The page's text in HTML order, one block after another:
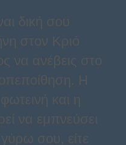
δική σου
στον Κριό
να ανέβεις στο
Η
και η
να εμπνεύσει
σου, είτε